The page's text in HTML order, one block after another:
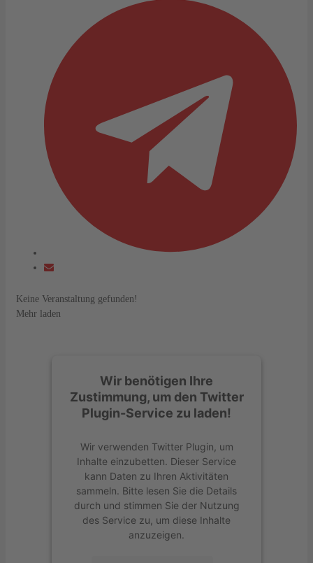
Keine Veranstaltung gefunden!
Mehr laden
Wir benötigen Ihre
Zustimmung, um den Twitter
Plugin-Service zu laden!
Wir verwenden Twitter Plugin, um
Inhalte einzubetten. Dieser Service
kann Daten zu Ihren Aktivitäten
sammeln. Bitte lesen Sie die Details
durch und stimmen Sie der Nutzung
des Service zu, um diese Inhalte
anzuzeigen.